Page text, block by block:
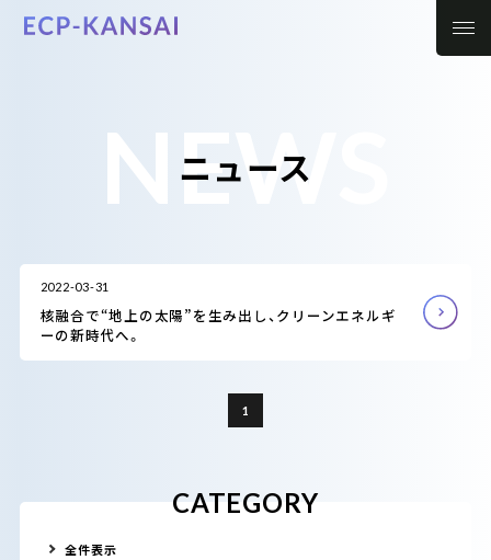
NEWS
ニュース
2022-03-31
核融合で“地上の太陽”を生み出し、クリーンエネルギ
ーの新時代へ。
1
CATEGORY
全件表示